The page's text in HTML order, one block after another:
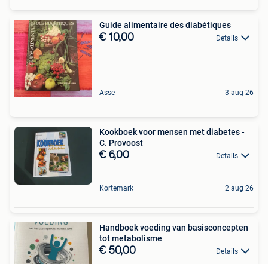
Guide alimentaire des diabétiques
€ 10,00 Details
Asse 3 aug 26
Kookboek voor mensen met diabetes -
C. Provoost
€ 6,00 Details
Kortemark 2 aug 26
Handboek voeding van basisconcepten
tot metabolisme
€ 50,00 Details